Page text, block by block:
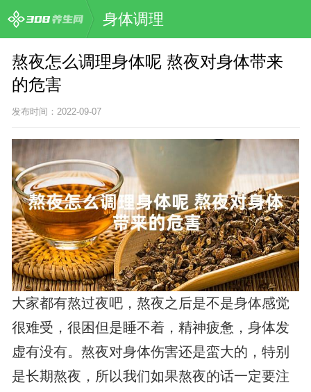
身体调理
熬夜怎么调理身体呢 熬夜对身体带来
的危害
发布时间：2022-09-07
大家都有熬过夜吧，熬夜之后是不是身体感觉
很难受，很困但是睡不着，精神疲惫，身体发
虚有没有。熬夜对身体伤害还是蛮大的，特别
是长期熬夜，所以我们如果熬夜的话一定要注